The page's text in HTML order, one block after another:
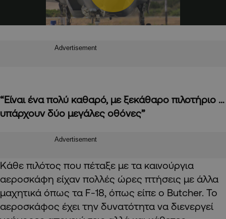
Advertisement
“Είναι ένα πολύ καθαρό, με ξεκάθαρο πιλοτήριο …
υπάρχουν δύο μεγάλες οθόνες”
Advertisement
Κάθε πιλότος που πέταξε με τα καινούργια
αεροσκάφη είχαν πολλές ώρες πτήσεις με άλλα
μαχητικά όπως τα F-18, όπως είπε ο Butcher. Το
αεροσκάφος έχει την δυνατότητα να διενεργεί